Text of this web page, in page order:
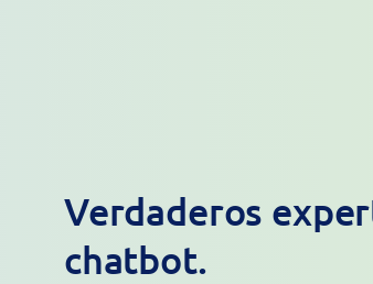
Verdaderos
chatbot.